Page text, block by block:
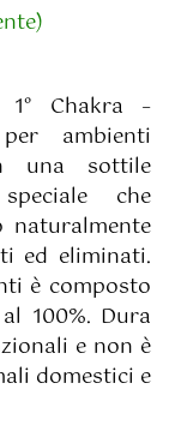
1° Chakra –
ambienti
una sottile
che
ed eliminati.
è composto
100%. Dura
e non è
domestici e